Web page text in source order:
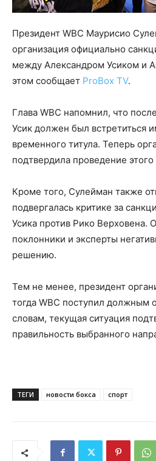
Президент WBC Маурисио
организация официально
между Александром Усиком и
этом сообщает ProBox TV.
Глава WBC напомнил, что
Усик должен был встретиться
временного титула. Теперь
подтвердила проведение этого
Кроме того, Сулейман также
подвергалась критике за
Усика против Рико Верховена.
поклонники и эксперты
решению.
Тем не менее, президент
тогда WBC поступил должным
словам, текущая ситуация
правильность выбранного
ТЕГИ новости бокса спорт